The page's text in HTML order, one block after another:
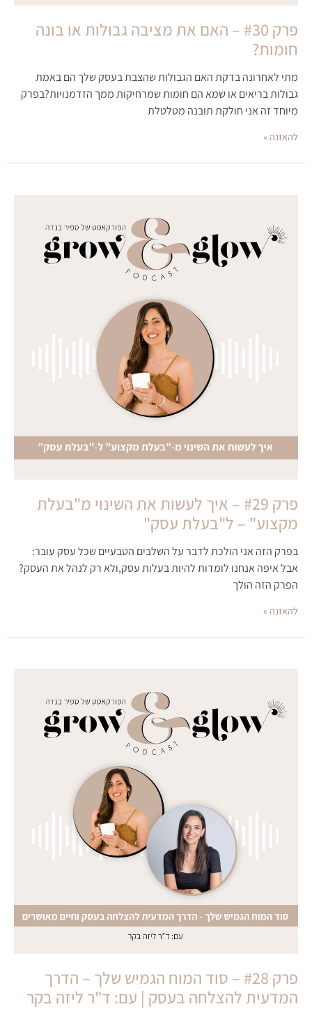
פרק #30 – האם את מציבה גבולות או בונה
חומות?
מתי לאחרונה בדקת האם הגבולות שהצבת בעסק שלך הם באמת
גבולות בריאים או שמא הם חומות שמרחיקות ממך הזדמנויות?בפרק
מיוחד זה אני חולקת תובנה מטלטלת
להאזנה »
פרק #29 – איך לעשות את השינוי מ"בעלת
מקצוע" – ל"בעלת עסק"
בפרק הזה אני הולכת לדבר על השלבים הטבעיים שכל עסק עובר:
אבל איפה אנחנו לומדות להיות בעלות עסק,ולא רק לנהל את העסק?
הפרק הזה הולך
להאזנה »
פרק #28 – סוד המוח הגמיש שלך – הדרך
המדעית להצלחה בעסק | עם: ד"ר ליזה בקר